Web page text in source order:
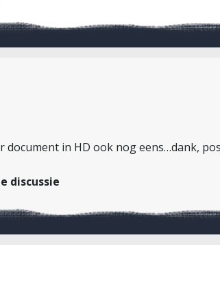
document in HD ook nog eens…dank,
discussie